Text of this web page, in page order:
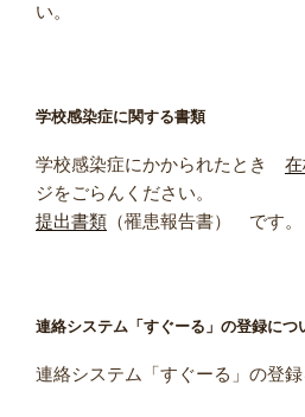
い。
学校感染症に関する書類
学校感染症にかかられたとき
ジをごらんください。
提出書類 （罹患報告書） です。
連絡システム「すぐーる」の登録につ
連絡システム「すぐーる」の登録